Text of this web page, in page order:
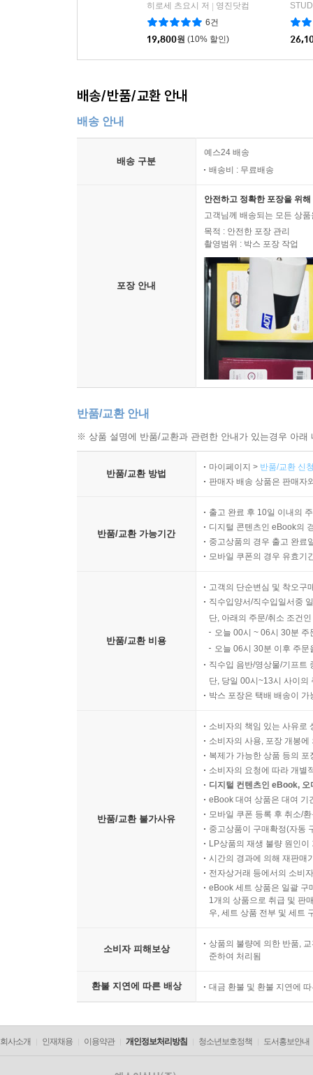
히로세 츠요시 저
영진닷컴
6건
19,800원 (10% 할인)
배송/반품/교환 안내
배송 안내
배송 구분
예스24 배송
배송비 : 무료배송
포장 안내
안전하고 정확한 포장을 위
고객님께 배송되는 모든 상
목적 : 안전한 포장 관리
촬영범위 : 박스 포장 작업
반품/교환 안내
※ 상품 설명에 반품/교환과 관련한 안내가 있는경우 아
반품/교환 방법
마이페이지 > 반품/교환 신
판매자 배송 상품은 판매자
반품/교환 가능기간
출고 완료 후 10일 이내의
디지털 콘텐츠인 eBook의
중고상품의 경우 출고 완료
모바일 쿠폰의 경우 유효기
반품/교환 비용
고객의 단순변심 및 착오구
직수입양서/직수입일서중
단, 아래의 주문/취소 조건
오늘 00시 ~ 06시 30분
오늘 06시 30분 이후 주
직수입 음반/영상물/기프트
단, 당일 00시~13시 사이의
박스 포장은 택배 배송이
반품/교환 불가사유
소비자의 책임 있는 사유로
소비자의 사용, 포장 개봉
복제가 가능한 상품 등의
소비자의 요청에 따라 개별
디지털 컨텐츠인 eBook,
eBook 대여 상품은 대여 기
모바일 쿠폰 등록 후 취소/
중고상품이 구매확정(자동
LP상품의 재생 불량 원인
시간의 경과에 의해 재판매
전자상거래 등에서의 소비
eBook 세트 상품은 일괄 구
1개의 상품으로 취급 및 판
우, 세트 상품 전부 및 세트
소비자 피해보상
상품의 불량에 의한 반품,
준하여 처리됨
환불 지연에 따른 배상 대금 환불 및 환불 지연에
회사소개 인재채용 이용약관 개인정보처리방침 청소년보호정책 도서홍보안내